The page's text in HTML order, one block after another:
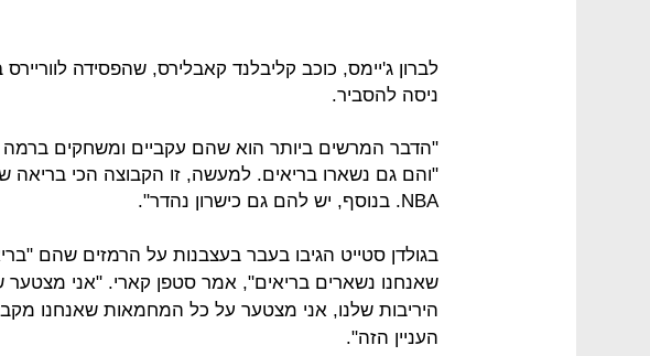
לברון ג'יימס, כוכב קליבלנד קאבלירס, שהפסידה
ניסה להסביר.
"הדבר המרשים ביותר הוא שהם עקביים ומשחקים
"והם גם נשארו בריאים. למעשה, זו הקבוצה הכי בריאה
NBA. בנוסף, יש להם גם כישרון נהדר".
בגולדן סטייט הגיבו בעבר בעצבנות על הרמזים שהם
שאנחנו נשארים בריאים", אמר סטפן קארי. "אני מצטער
היריבות שלנו, אני מצטער על כל המחמאות שאנחנו
העניין הזה".